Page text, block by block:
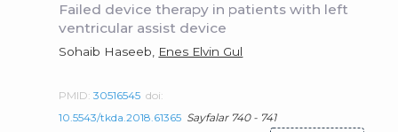
Failed device therapy in patients with left
ventricular assist device
Sohaib Haseeb, Enes Elvin Gul
PMID:30516545 doi:
10.5543/tkda.2018.61365 Sayfalar 740 - 741